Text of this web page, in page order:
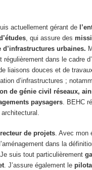
actuellement gérant de
, qui assure des
d’infrastructures urbaines.
régulièrement dans le cadre
liaisons douces et de
d’infrastructures ;
de génie civil réseaux,
paysagers . BEHC
de projets. Avec mon
dans la
suis tout particulièrement
. J’assure également le